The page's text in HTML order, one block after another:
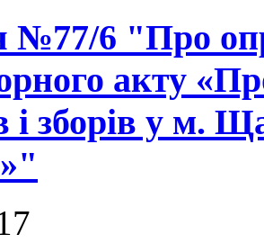
№77/6 "Про
акту
і зборів у м.